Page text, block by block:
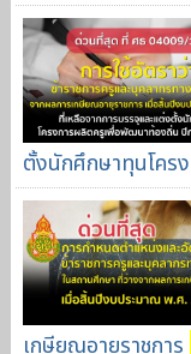
ตั้งนักศึกษาทุนโค
เกษียณอายุราชการ